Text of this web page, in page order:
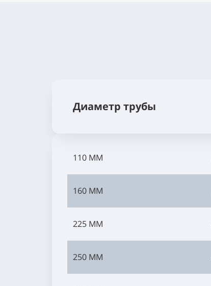
Диаметр трубы
110 ММ
160 ММ
225 ММ
250 ММ